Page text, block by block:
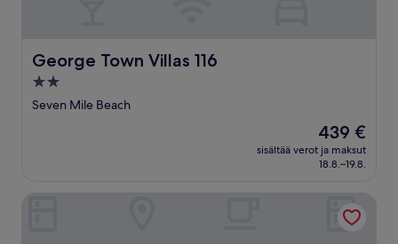
George Town Villas 116
George Town Villas 116
2.0
tähden
Seven Mile Beach
Hinta
on
439 €
439 €
sisältää verot ja maksut
18.8.–19.8.